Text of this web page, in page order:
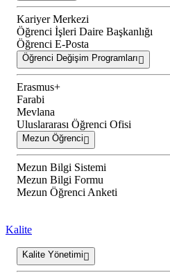
Kariyer Merkezi
Öğrenci İşleri Daire Başkanlığı
Öğrenci E-Posta
Öğrenci Değişim Programları
Erasmus+
Farabi
Mevlana
Uluslararası Öğrenci Ofisi
Mezun Öğrenci
Mezun Bilgi Sistemi
Mezun Bilgi Formu
Mezun Öğrenci Anketi
Kalite
Kalite Yönetimi